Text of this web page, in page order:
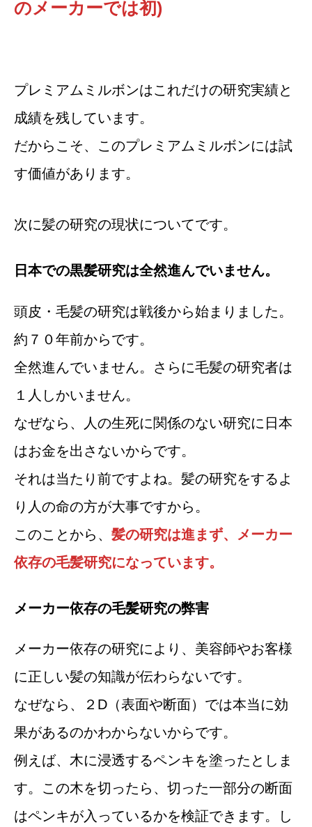
のメーカーでは初)
プレミアムミルボンはこれだけの研究実績と
成績を残しています。
だからこそ、このプレミアムミルボンには試
す価値があります。
次に髪の研究の現状についてです。
日本での黒髪研究は全然進んでいません。
頭皮・毛髪の研究は戦後から始まりました。
約７０年前からです。
全然進んでいません。さらに毛髪の研究者は
１人しかいません。
なぜなら、人の生死に関係のない研究に日本
はお金を出さないからです。
それは当たり前ですよね。髪の研究をするよ
り人の命の方が大事ですから。
このことから、 髪の研究は進まず、メーカー
依存の毛髪研究になっています。
メーカー依存の毛髪研究の弊害
メーカー依存の研究により、美容師やお客様
に正しい髪の知識が伝わらないです。
なぜなら、２D（表面や断面）では本当に効
果があるのかわからないからです。
例えば、木に浸透するペンキを塗ったとしま
す。この木を切ったら、切った一部分の断面
はペンキが入っているかを検証できます。し